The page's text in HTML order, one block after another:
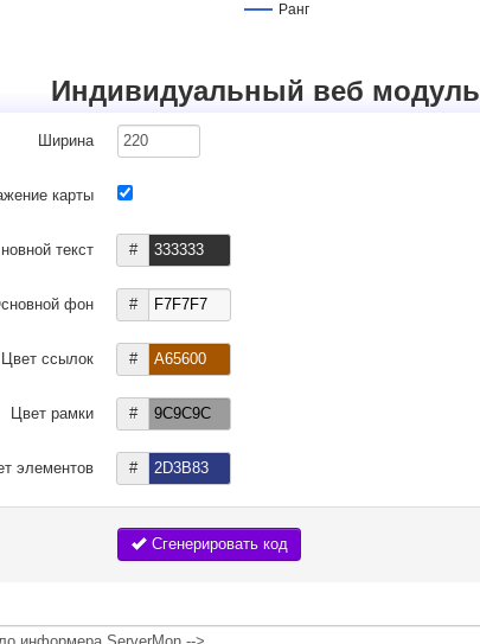
Ранг
Индивидуальный веб модуль
Ширина
карты
текст #
фон #
Цвет ссылок #
Цвет рамки #
элементов #
Сгенерировать код